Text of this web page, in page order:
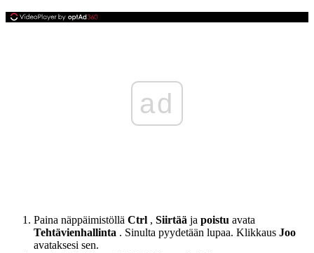
ad
Paina näppäimistöllä Ctrl , Siirtää ja poistu avata
Tehtävienhallinta . Sinulta pyydetään lupaa. Klikkaus Joo
avataksesi sen.